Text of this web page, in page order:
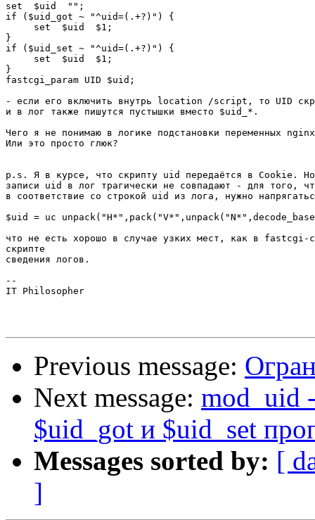
set  $uid  "";
if ($uid_got ~ "^uid=(.+?)") {
     set  $uid  $1;
}
if ($uid_set ~ "^uid=(.+?)") {
     set  $uid  $1;
}
fastcgi_param UID $uid;
- если его включить внутрь location /script, то UID
и в лог также пишутся пустышки вместо $uid_*.
Чего я не понимаю в логике подстановки переменных
Или это просто глюк?
p.s. Я в курсе, что скрипту uid передаётся в Cookie.
записи uid в лог трагически не совпадают - для того,
в соответствие со строкой uid из лога, нужно
$uid = uc
что не есть хорошо в случае узких мест, как в
скрипте
сведения логов.
--
IT Philosopher
Previous message:
Next message: mod_uid
$uid_got и $uid_set
Messages sorted by: [
]